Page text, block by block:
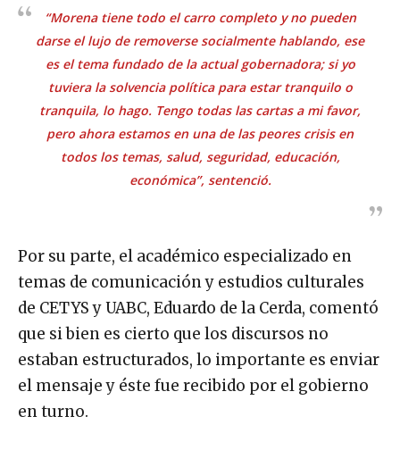
“Morena tiene todo el carro completo y no pueden
darse el lujo de removerse socialmente hablando, ese
es el tema fundado de la actual gobernadora; si yo
tuviera la solvencia política para estar tranquilo o
tranquila, lo hago. Tengo todas las cartas a mi favor,
pero ahora estamos en una de las peores crisis en
todos los temas, salud, seguridad, educación,
económica”, sentenció.
Por su parte, el académico especializado en
temas de comunicación y estudios culturales
de CETYS y UABC, Eduardo de la Cerda, comentó
que si bien es cierto que los discursos no
estaban estructurados, lo importante es enviar
el mensaje y éste fue recibido por el gobierno
en turno.